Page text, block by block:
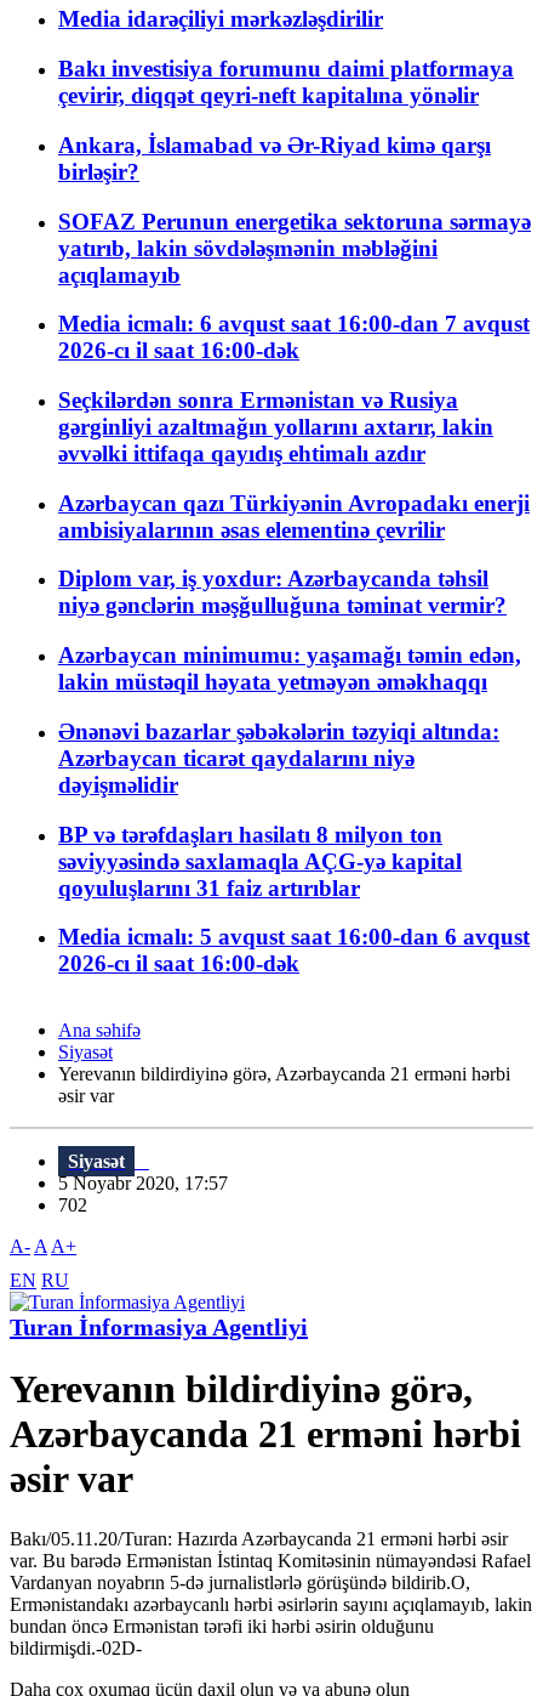
Media idarəçiliyi mərkəzləşdirilir
Bakı investisiya forumunu daimi platformaya
çevirir, diqqət qeyri-neft kapitalına yönəlir
Ankara, İslamabad və Ər-Riyad kimə qarşı
birləşir?
SOFAZ Perunun energetika sektoruna sərmayə
yatırıb, lakin sövdələşmənin məbləğini
açıqlamayıb
Media icmalı: 6 avqust saat 16:00-dan 7 avqust
2026-cı il saat 16:00-dək
Seçkilərdən sonra Ermənistan və Rusiya
gərginliyi azaltmağın yollarını axtarır, lakin
əvvəlki ittifaqa qayıdış ehtimalı azdır
Azərbaycan qazı Türkiyənin Avropadakı enerji
ambisiyalarının əsas elementinə çevrilir
Diplom var, iş yoxdur: Azərbaycanda təhsil
niyə gənclərin məşğulluğuna təminat vermir?
Azərbaycan minimumu: yaşamağı təmin edən,
lakin müstəqil həyata yetməyən əməkhaqqı
Ənənəvi bazarlar şəbəkələrin təzyiqi altında:
Azərbaycan ticarət qaydalarını niyə
dəyişməlidir
BP və tərəfdaşları hasilatı 8 milyon ton
səviyyəsində saxlamaqla AÇG-yə kapital
qoyuluşlarını 31 faiz artırıblar
Media icmalı: 5 avqust saat 16:00-dan 6 avqust
2026-cı il saat 16:00-dək
Ana səhifə
Siyasət
Yerevanın bildirdiyinə görə, Azərbaycanda 21 erməni hərbi
əsir var
Siyasət
5 Noyabr 2020, 17:57
702
A- A A+
EN RU
Turan İnformasiya Agentliyi
Yerevanın bildirdiyinə görə,
Azərbaycanda 21 erməni hərbi
əsir var
Bakı/05.11.20/Turan: Hazırda Azərbaycanda 21 erməni hərbi əsir
var. Bu barədə Ermənistan İstintaq Komitəsinin nümayəndəsi Rafael
Vardanyan noyabrın 5-də jurnalistlərlə görüşündə bildirib.O,
Ermənistandakı azərbaycanlı hərbi əsirlərin sayını açıqlamayıb, lakin
bundan öncə Ermənistan tərəfi iki hərbi əsirin olduğunu
bildirmişdi.-02D-
Daha çox oxumaq üçün daxil olun və ya abunə olun